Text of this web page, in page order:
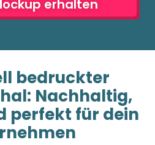
erhalten
bedruckter
Nachhaltig,
perfekt für dein